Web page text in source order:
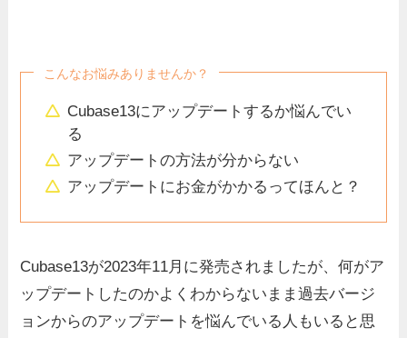
こんなお悩みありませんか？
Cubase13にアップデートするか悩んでい
る
アップデートの方法が分からない
アップデートにお金がかかるってほんと？
Cubase13が2023年11月に発売されましたが、何がア
ップデートしたのかよくわからないまま過去バージ
ョンからのアップデートを悩んでいる人もいると思